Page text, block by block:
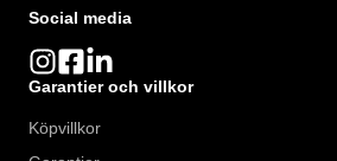
Social media
Garantier och villkor
Köpvillkor